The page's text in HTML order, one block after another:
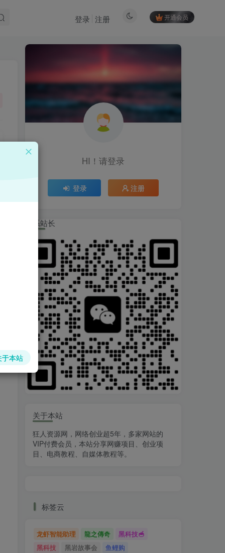
开通会员
登录 注册
HI！请登录
登录 注册
HI！请登录
登录 注册
联系站长
关于本站
狂人资源网，网络创业超5年，多家网站的
VIP付费会员，本站分享网赚项目、创业项
目、电商教程、自媒体教程等。
标签云
龙虾智能助理 龍之傳奇
黑科技🥣
黑科技
黑岩故事会
鱼鲤购
于本站